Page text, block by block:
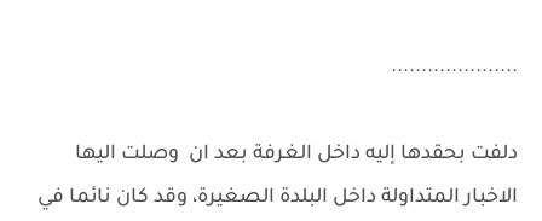
.....................
دلفت بحقدها إليه داخل الغرفة بعد ان وصلت اليها
الاخبار المتداولة داخل البلدة الصغيرة، وقد كان نائما في